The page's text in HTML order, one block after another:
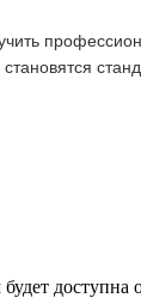
доступна